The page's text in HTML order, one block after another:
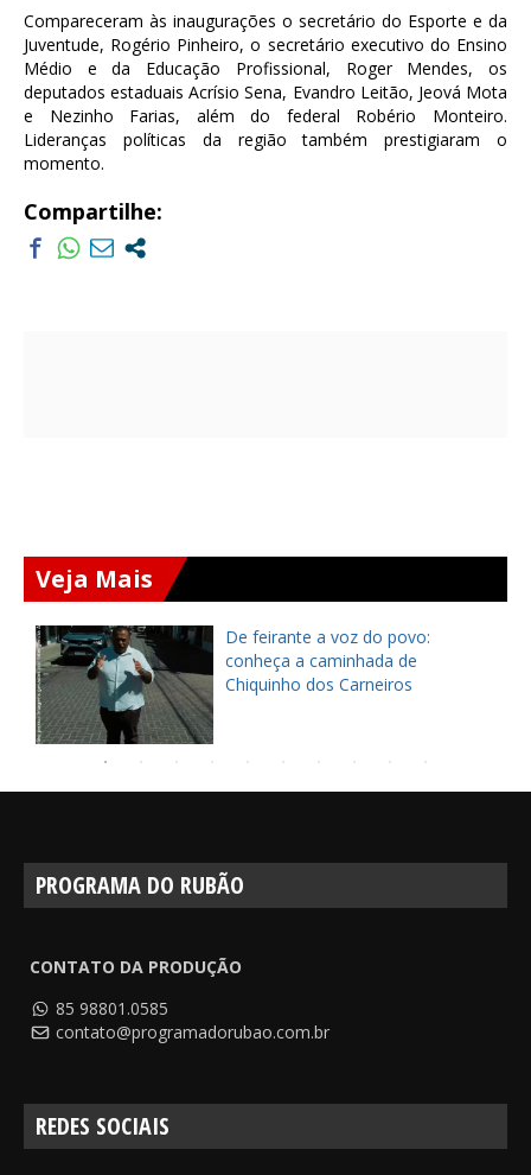
Compareceram às inaugurações o secretário do Esporte e da
Juventude, Rogério Pinheiro, o secretário executivo do Ensino
Médio e da Educação Profissional, Roger Mendes, os
deputados estaduais Acrísio Sena, Evandro Leitão, Jeová Mota
e Nezinho Farias, além do federal Robério Monteiro.
Lideranças políticas da região também prestigiaram o
momento.
Compartilhe:
Veja Mais
De feirante a voz do povo:
conheça a caminhada de
Chiquinho dos Carneiros
PROGRAMA DO RUBÃO
CONTATO DA PRODUÇÃO
85 98801.0585
contato@programadorubao.com.br
REDES SOCIAIS